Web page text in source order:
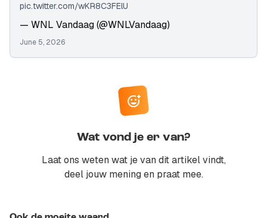
pic.twitter.com/wKR8C3FElU
— WNL Vandaag (@WNLVandaag)
June 5, 2026
Wat vond je er van?
Laat ons weten wat je van dit artikel vindt,
deel jouw mening en praat mee.